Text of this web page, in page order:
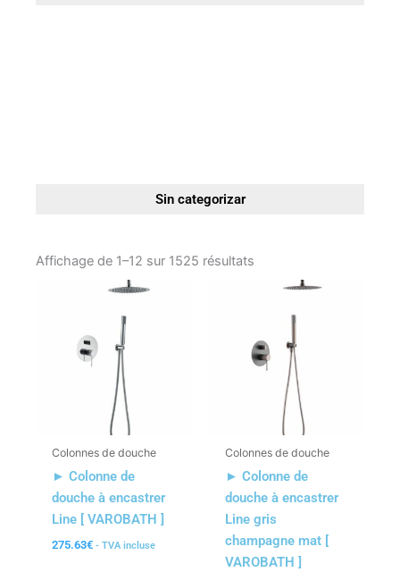
Sin categorizar
Affichage de 1–12 sur 1525 résultats
Colonnes de douche
► Colonne de
douche à encastrer
Line [ VAROBATH ]
275.63€ - TVA incluse
Colonnes de douche
► Colonne de
douche à encastrer
Line gris
champagne mat [
VAROBATH ]